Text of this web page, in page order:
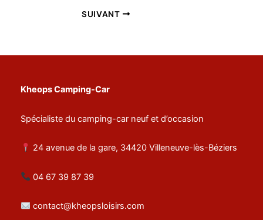
SUIVANT
Kheops Camping-Car
Spécialiste du camping-car neuf et d’occasion
24 avenue de la gare, 34420 Villeneuve-lès-Béziers
04 67 39 87 39
contact@kheopsloisirs.com